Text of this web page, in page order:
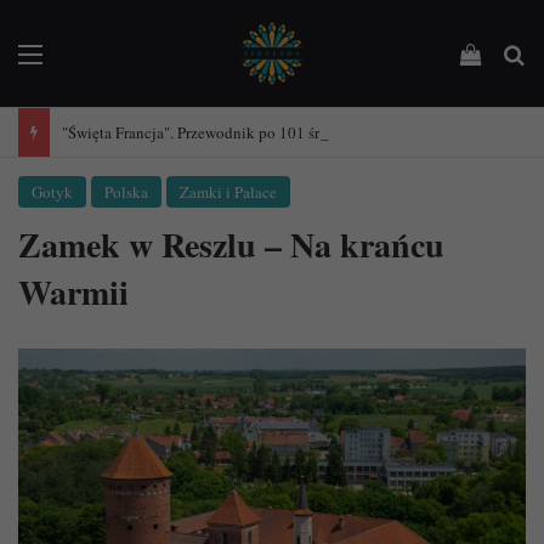
Menu
Gotyk Polska Zamki i Pałace
Zamek w Reszlu – Na krańcu
Warmii